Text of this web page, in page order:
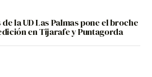
de la UD Las Palmas pone el broche
en Tijarafe y Puntagorda